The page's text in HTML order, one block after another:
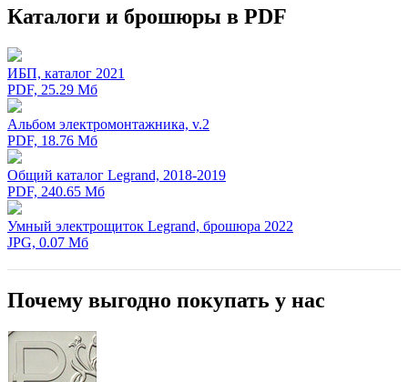
Каталоги и брошюры в PDF
ИБП, каталог 2021
PDF, 25.29 Мб
Альбом электромонтажника, v.2
PDF, 18.76 Мб
Общий каталог Legrand, 2018-2019
PDF, 240.65 Мб
Умный электрощиток Legrand, брошюра 2022
JPG, 0.07 Мб
Почему выгодно покупать у нас